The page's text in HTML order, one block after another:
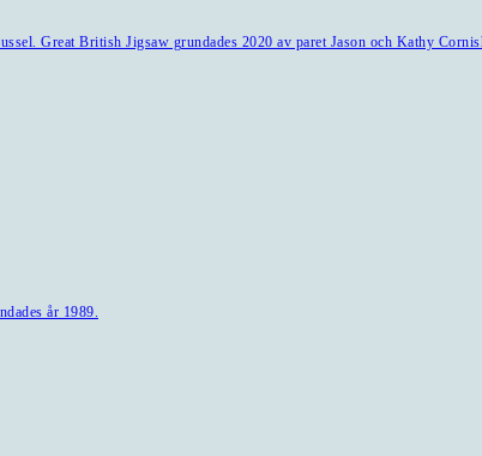
Great British Jigsaw grundades 2020 av paret Jason och Kathy
år 1989.